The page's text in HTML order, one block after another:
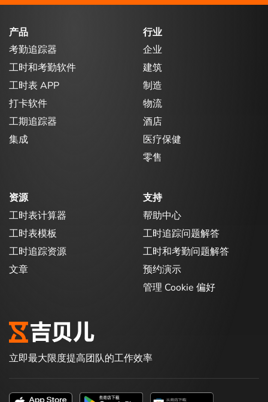
产品
考勤追踪器
工时和考勤软件
工时表 APP
打卡软件
工期追踪器
集成
行业
企业
建筑
制造
物流
酒店
医疗保健
零售
资源
工时表计算器
工时表模板
工时追踪资源
文章
支持
帮助中心
工时追踪问题解答
工时和考勤问题解答
预约演示
管理 Cookie 偏好
立即最大限度提高团队的工作效率